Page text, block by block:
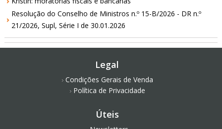
Resolução do Conselho de Ministros n.º 15-B/2026 - DR n.º
21/2026, Supl, Série I de 30.01.2026
Legal
Condições Gerais de Venda
Política de Privacidade
Úteis